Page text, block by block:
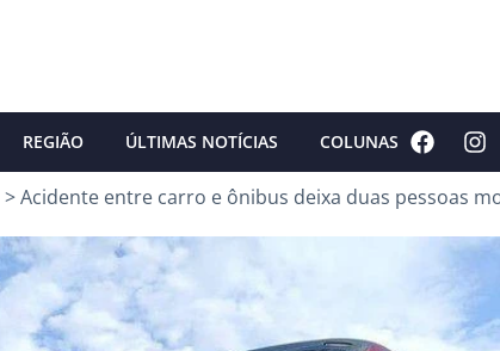
REGIÃO ÚLTIMAS NOTÍCIAS COLUNAS
>Acidente entre carro e ônibus deixa duas pessoas